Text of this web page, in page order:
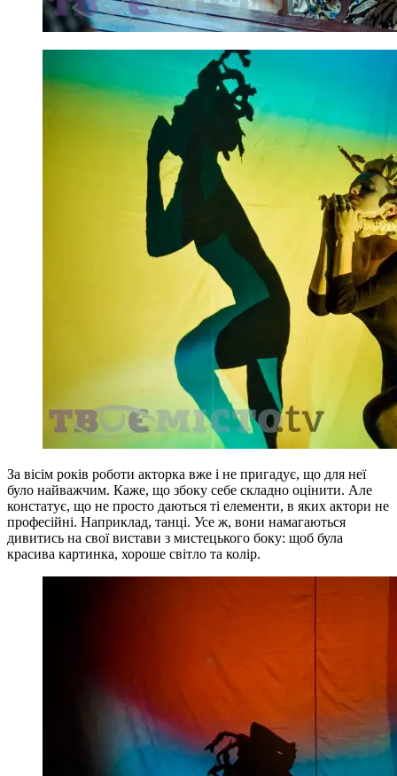
За вісім років роботи акторка вже і не пригадує, що для неї
було найважчим. Каже, що збоку себе складно оцінити. Але
констатує, що не просто даються ті елементи, в яких актори не
професійні. Наприклад, танці. Усе ж, вони намагаються
дивитись на свої вистави з мистецького боку: щоб була
красива картинка, хороше світло та колір.